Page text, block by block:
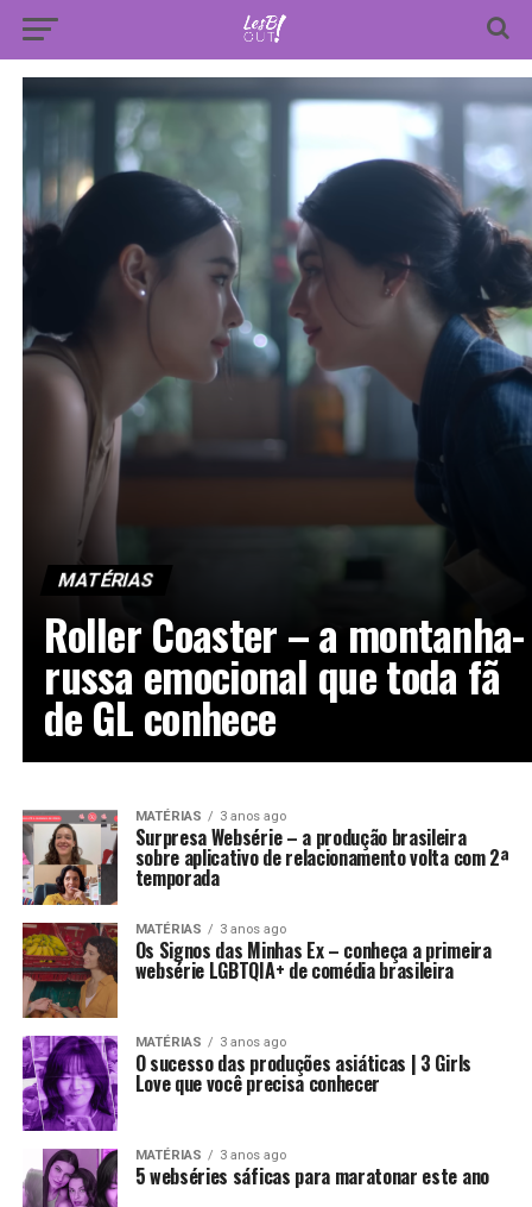
MATÉRIAS
Roller Coaster – a montanha-
russa emocional que toda fã
de GL conhece
MATÉRIAS 3 anos ago
Surpresa Websérie – a produção brasileira
sobre aplicativo de relacionamento volta com 2ª
temporada
MATÉRIAS 3 anos ago
Os Signos das Minhas Ex – conheça a primeira
websérie LGBTQIA+ de comédia brasileira
MATÉRIAS 3 anos ago
O sucesso das produções asiáticas | 3 Girls
Love que você precisa conhecer
MATÉRIAS 3 anos ago
5 webséries sáficas para maratonar este ano